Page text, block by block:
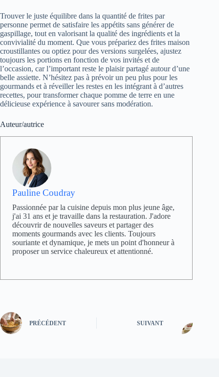
Trouver le juste équilibre dans la quantité de frites par
personne permet de satisfaire les appétits sans générer de
gaspillage, tout en valorisant la qualité des ingrédients et la
convivialité du moment. Que vous prépariez des frites maison
croustillantes ou optiez pour des versions surgelées, ajustez
toujours les portions en fonction de vos invités et de
l’occasion, car l’important reste le plaisir partagé autour d’une
belle assiette. N’hésitez pas à prévoir un peu plus pour les
gourmands et à réveiller les restes en les intégrant à d’autres
recettes, pour transformer chaque pomme de terre en une
délicieuse expérience à savourer sans modération.
Auteur/autrice
Pauline Coudray
Passionnée par la cuisine depuis mon plus jeune âge,
j'ai 31 ans et je travaille dans la restauration. J'adore
découvrir de nouvelles saveurs et partager des
moments gourmands avec les clients. Toujours
souriante et dynamique, je mets un point d'honneur à
proposer un service chaleureux et attentionné.
PRÉCÉDENT SUIVANT